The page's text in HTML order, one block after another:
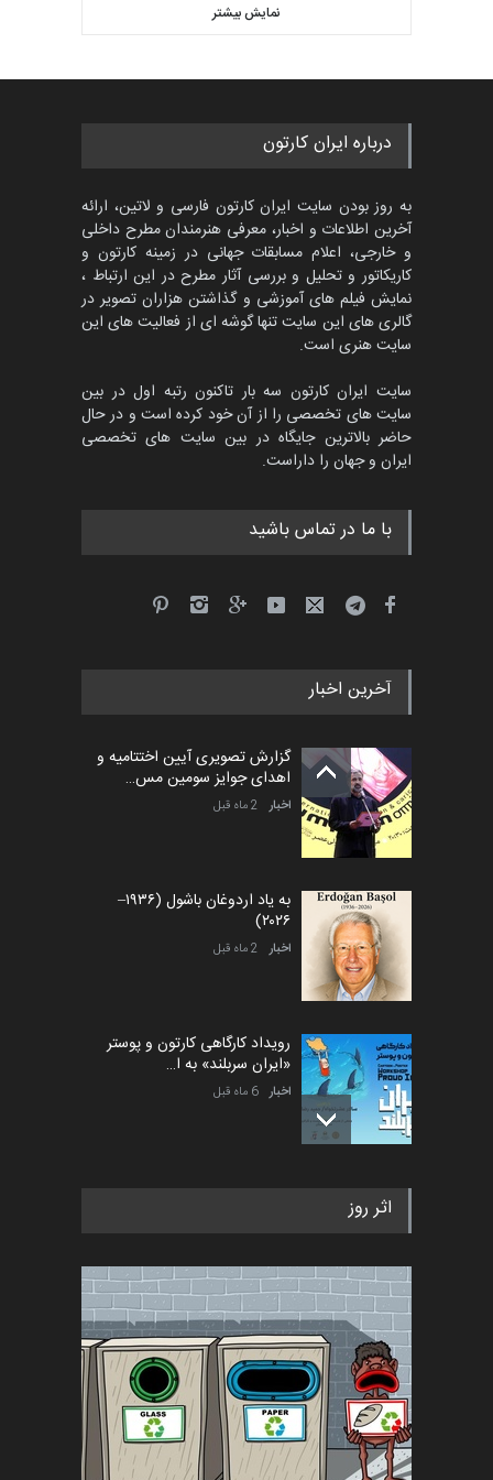
کاریکاتور «البغلی…
جشنواره بین‌المللی کارتون
مدارس پرتغال، ۲۰۲۷
پنجمین مسابقۀ بین‌المللی
کارتون طنز «کلاه‌ای…
مهلت 5 ماه دیگر
بیست و هشتمین مسابقه
بین‌المللی آزاد طراحی ط…
مهلت
گالری 4 روز قبل
نمایش بیشتر
درباره ایران کارتون
به روز بودن سایت ایران کارتون فارسی و لاتین، ارائه
آخرین اطلاعات و اخبار، معرفی هنرمندان مطرح داخلی
و خارجی، اعلام مسابقات جهانی در زمینه کارتون و
کاریکاتور و تحلیل و بررسی آثار مطرح در این ارتباط ،
نمایش فیلم های آموزشی و گذاشتن هزاران تصویر در
گالری های این سایت تنها گوشه ای از فعالیت های این
سایت هنری است.
سایت ایران کارتون سه بار تاکنون رتبه اول در بین
سایت های تخصصی را از آن خود کرده است و در حال
حاضر بالاترین جایگاه در بین سایت های تخصصی
ایران و جهان را داراست.
با ما در تماس باشید
آخرین اخبار
گزارش تصویری آیین اختتامیه و
اهدای جوایز سومین مس…
اخبار 2 ماه قبل
به یاد اردوغان باشول (۱۹۳۶–
۲۰۲۶)
اخبار 2 ماه قبل
رویداد کارگاهی کارتون و پوستر
«ایران سربلند» به ا…
اخبار 6 ماه قبل
فراخوان رویداد کارگاهی کارتون و
اخبار 6 ماه قبل
تسلیت به همکار | سهراب خیری
اخبار 6 ماه قبل
آغاز دوره‌های تخصصی فصل
اثر روز